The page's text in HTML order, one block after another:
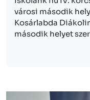
városi második
Kosárlabda
második helyet